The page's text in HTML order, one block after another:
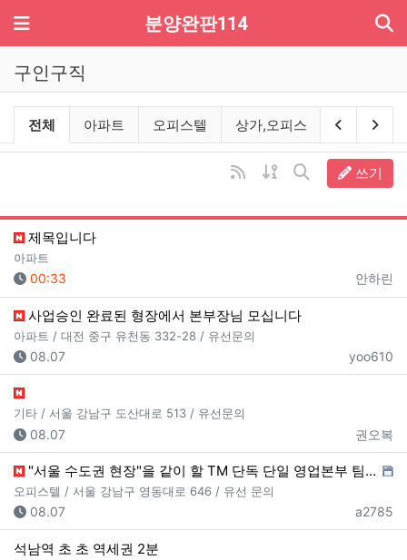
메뉴 분양완판114
구인구직
구인구직 분류 목록
전체 아파트 오피스텔 상가,오피스 지식산업센
이전 분류
다
RSS
게시물 정렬
게시판 검색
쓰기
제목입니다
아파트
등록자
안하린
등록일
00:33
사업승인 완료된 형장에서 본부장님 모십니다
아파트 / 대전 중구 유천동 332-28 / 유선문의
등록자
yoo610
등록일
08.07
기타 / 서울 강남구 도산대로 513 / 유선문의
등록자
권오복
등록일
08.07
"서울 수도권 현장"을 같이 할 TM 단독 단일 영업본부 팀 선착순 모집
오피스텔 / 서울 강남구 영동대로 646 / 유선 문의
등록자
a2785
등록일
08.07
석남역 초 초 역세권 2분